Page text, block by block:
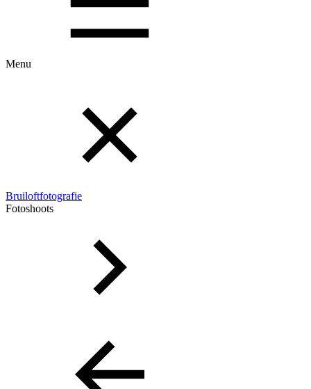
Menu
Bruiloftfotografie
Fotoshoots